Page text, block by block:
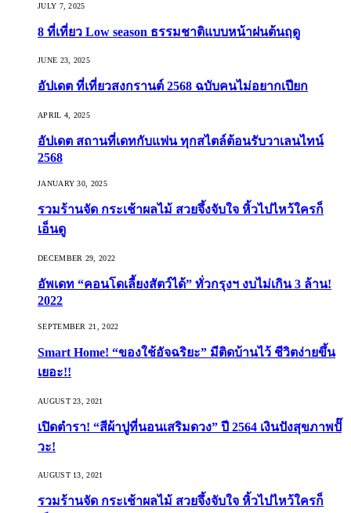
JULY 7, 2025
8 ที่เที่ยว Low season ธรรมชาติแบบหน้าฝนต้นฤดู️
JUNE 23, 2025
อัปเดต ที่เที่ยวสงกรานต์ 2568 ฉบับคนไม่อยากเปียก
APRIL 4, 2025
อัปเดต สถานที่เดทกับแฟน ทุกสไตล์ต้อนรับวาเลนไทน์
2568
JANUARY 30, 2025
รวมร้านจัด กระเช้าผลไม้ สวยจึ้งจับใจ หิ้วไปไหว้ใครก็
เอ็นดู
DECEMBER 29, 2022
อัพเดท “คอนโดเลี้ยงสัตว์ได้” ทั่วกรุงฯ งบไม่เกิน 3 ล้าน!
2022
SEPTEMBER 21, 2022
Smart Home! “ของใช้อัจฉริยะ” มีติดบ้านไว้ ชีวิตง่ายขึ้น
เยอะ!!
AUGUST 23, 2021
เปิดตำรา! “สีผ้าปูที่นอนเสริมดวง” ปี 2564 เงินปังสุขภาพปั๊
วะ!
AUGUST 13, 2021
รวมร้านจัด กระเช้าผลไม้ สวยจึ้งจับใจ หิ้วไปไหว้ใครก็